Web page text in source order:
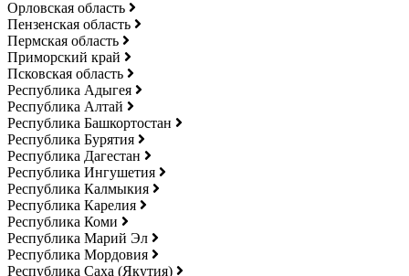
Орловская область
Пензенская область
Пермская область
Приморский край
Псковская область
Республика Адыгея
Республика Алтай
Республика Башкортостан
Республика Бурятия
Республика Дагестан
Республика Ингушетия
Республика Калмыкия
Республика Карелия
Республика Коми
Республика Марий Эл
Республика Мордовия
Республика Саха (Якутия)